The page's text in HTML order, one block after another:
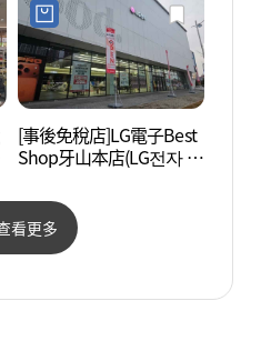
[事後免稅店]LG電子Best
Shop牙山本店(LG전자 베
看更多